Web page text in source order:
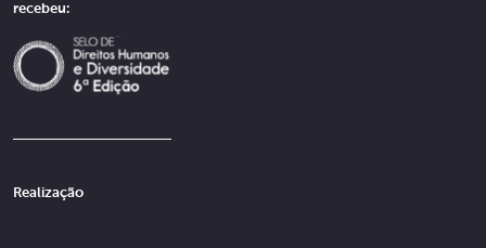
recebeu:
Realização